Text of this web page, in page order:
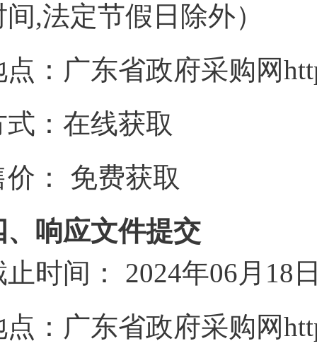
间,法定节假日除外）
： 广东省政府采购网
： 在线获取
：
免费获取
、响应文件提交
时间：
2024年06月18
： 广东省政府采购网